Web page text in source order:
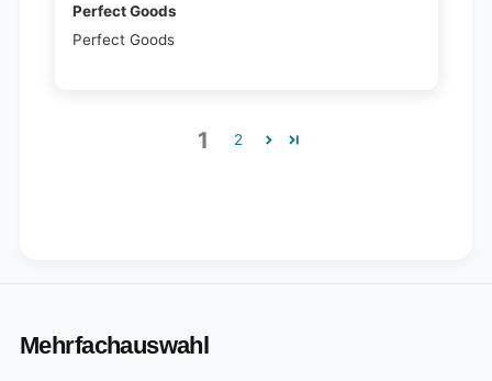
Perfect Goods
Perfect Goods
1 2
Mehrfachauswahl